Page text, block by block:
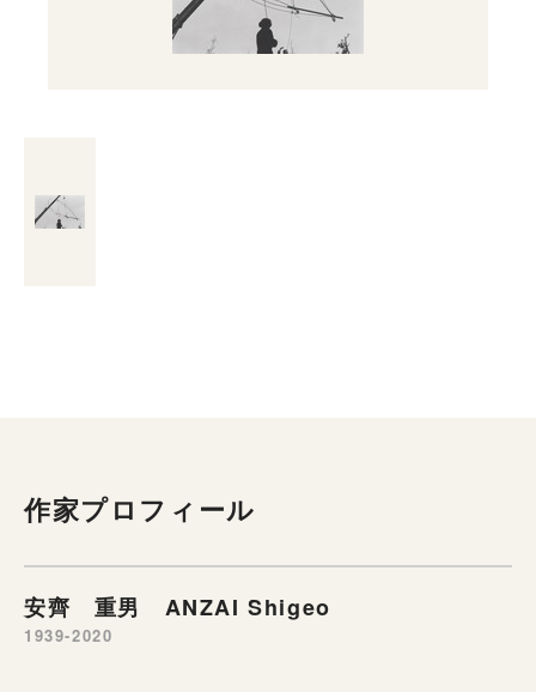
作家プロフィール
安齊 重男 ANZAI Shigeo
1939-2020